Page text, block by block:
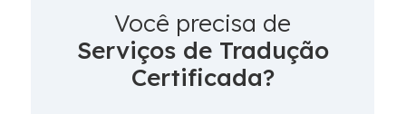
Você precisa de
Serviços de Tradução
Certificada?